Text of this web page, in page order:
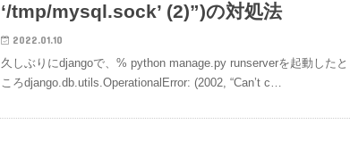
‘/tmp/mysql.sock’ (2)”)の対処法
2022.01.10
久しぶりにdjangoで、% python manage.py runserverを起動したと
ころdjango.db.utils.OperationalError: (2002, “Can’t c…